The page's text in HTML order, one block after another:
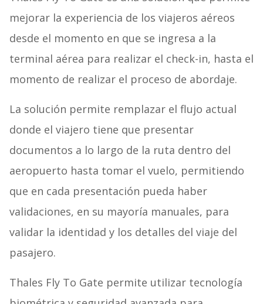
mejorar la experiencia de los viajeros aéreos
desde el momento en que se ingresa a la
terminal aérea para realizar el check-in, hasta el
momento de realizar el proceso de abordaje.
La solución permite remplazar el flujo actual
donde el viajero tiene que presentar
documentos a lo largo de la ruta dentro del
aeropuerto hasta tomar el vuelo, permitiendo
que en cada presentación pueda haber
validaciones, en su mayoría manuales, para
validar la identidad y los detalles del viaje del
pasajero.
Thales Fly To Gate permite utilizar tecnología